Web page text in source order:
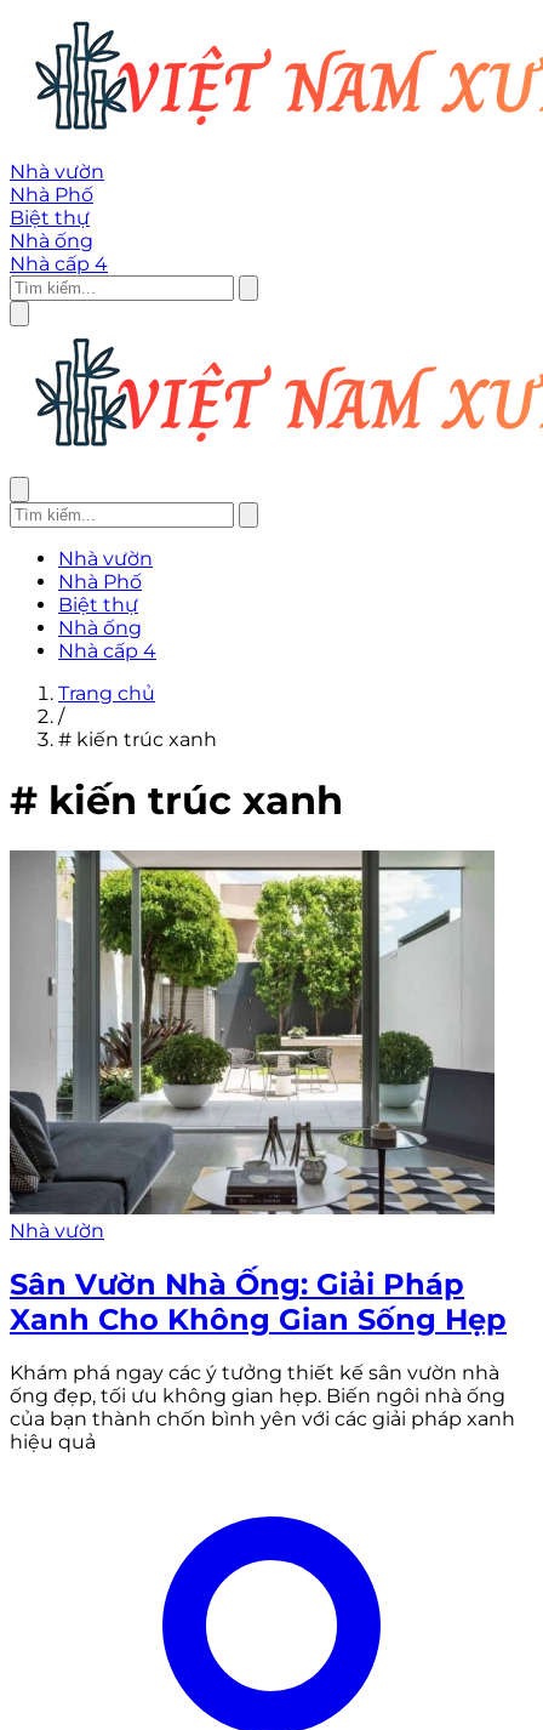
Nhà vườn
Nhà Phố
Biệt thự
Nhà ống
Nhà cấp 4
Nhà vườn
Nhà Phố
Biệt thự
Nhà ống
Nhà cấp 4
Trang chủ
/
# kiến trúc xanh
# kiến trúc xanh
Nhà vườn
Sân Vườn Nhà Ống: Giải Pháp
Xanh Cho Không Gian Sống Hẹp
Khám phá ngay các ý tưởng thiết kế sân vườn nhà
ống đẹp, tối ưu không gian hẹp. Biến ngôi nhà ống
của bạn thành chốn bình yên với các giải pháp xanh
hiệu quả